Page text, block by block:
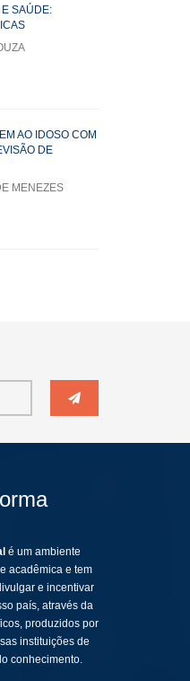
SAÚDE:
AO IDOSO COM
DE
MENEZES
é um ambiente
acadêmica e tem
e incentivar
país, através da
produzidos por
instituições de
conhecimento.